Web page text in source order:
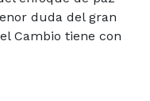
duda del gran
Cambio tiene con